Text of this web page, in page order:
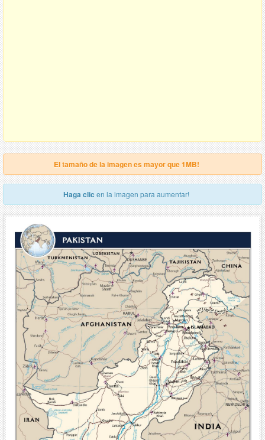
El tamaño de la imagen es mayor que 1MB!
Haga clic en la imagen para aumentar!